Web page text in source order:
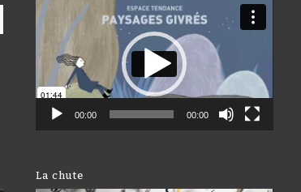
Lecteur
vidéo
00:00 00:00
La chute